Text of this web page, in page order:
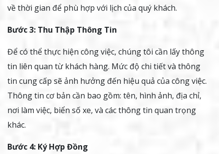
về thời gian để phù hợp với lịch của quý khách.
Bước 3: Thu Thập Thông Tin
Để có thể thực hiện công việc, chúng tôi cần lấy thông
tin liên quan từ khách hàng. Mức độ chi tiết và thông
tin cung cấp sẽ ảnh hưởng đến hiệu quả của công việc.
Thông tin cơ bản cần bao gồm: tên, hình ảnh, địa chỉ,
nơi làm việc, biển số xe, và các thông tin quan trọng
khác.
Bước 4: Ký Hợp Đồng